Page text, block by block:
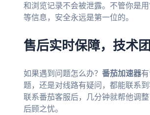
和浏览记录不会被泄露。不管你是
等信息，安全永远是第一位的。
售后实时保障，技术
如果遇到问题怎么办？ 番茄加速器
题，还是对线路有疑问，都能联系
联系番茄客服后，几分钟就帮他调
后顾之忧。